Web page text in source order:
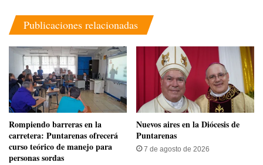
Publicaciones relacionadas
​Rompiendo barreras en la
carretera: Puntarenas ofrecerá
curso teórico de manejo para
personas sordas
​Nuevos aires en la Diócesis de
Puntarenas
7 de agosto de 2026